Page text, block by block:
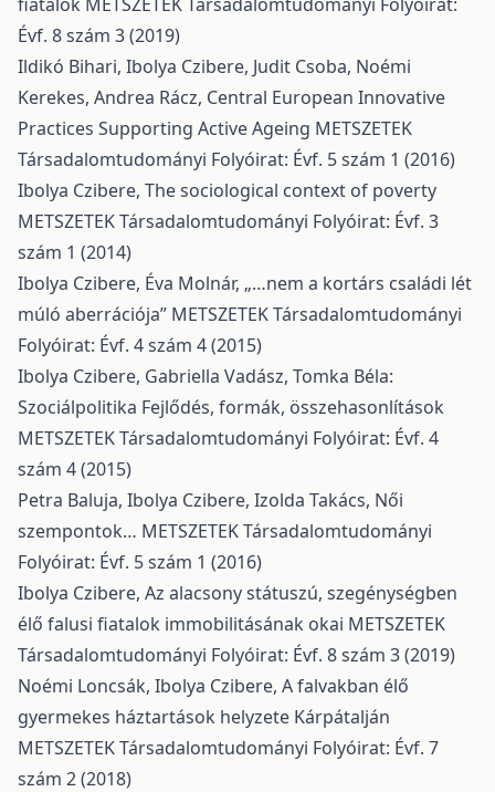
Évf. 8 szám 3 (2019)
Ildikó Bihari, Ibolya Czibere, Judit Csoba, Noémi
Kerekes, Andrea Rácz, Central European Innovative
Practices Supporting Active Ageing METSZETEK
Társadalomtudományi Folyóirat: Évf. 5 szám 1 (2016)
Ibolya Czibere, The sociological context of poverty
METSZETEK Társadalomtudományi Folyóirat: Évf. 3
szám 1 (2014)
Ibolya Czibere, Éva Molnár, „…nem a kortárs családi lét
múló aberrációja” METSZETEK Társadalomtudományi
Folyóirat: Évf. 4 szám 4 (2015)
Ibolya Czibere, Gabriella Vadász, Tomka Béla:
Szociálpolitika Fejlődés, formák, összehasonlítások
METSZETEK Társadalomtudományi Folyóirat: Évf. 4
szám 4 (2015)
Petra Baluja, Ibolya Czibere, Izolda Takács, Női
szempontok… METSZETEK Társadalomtudományi
Folyóirat: Évf. 5 szám 1 (2016)
Ibolya Czibere, Az alacsony státuszú, szegénységben
élő falusi fiatalok immobilitásának okai METSZETEK
Társadalomtudományi Folyóirat: Évf. 8 szám 3 (2019)
Noémi Loncsák, Ibolya Czibere, A falvakban élő
gyermekes háztartások helyzete Kárpátalján
METSZETEK Társadalomtudományi Folyóirat: Évf. 7
szám 2 (2018)